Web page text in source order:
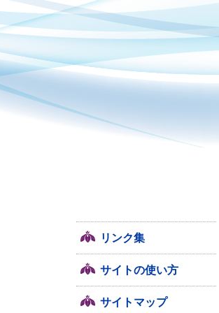
リンク集
サイトの使い方
サイトマップ